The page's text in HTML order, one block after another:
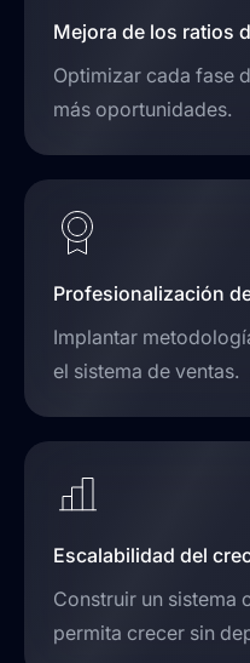
Mejora de los ratios
Optimizar cada fase
más oportunidades.
Profesionalización
Implantar
el sistema de ventas.
Escalabilidad del
Construir un sistema
permita crecer sin